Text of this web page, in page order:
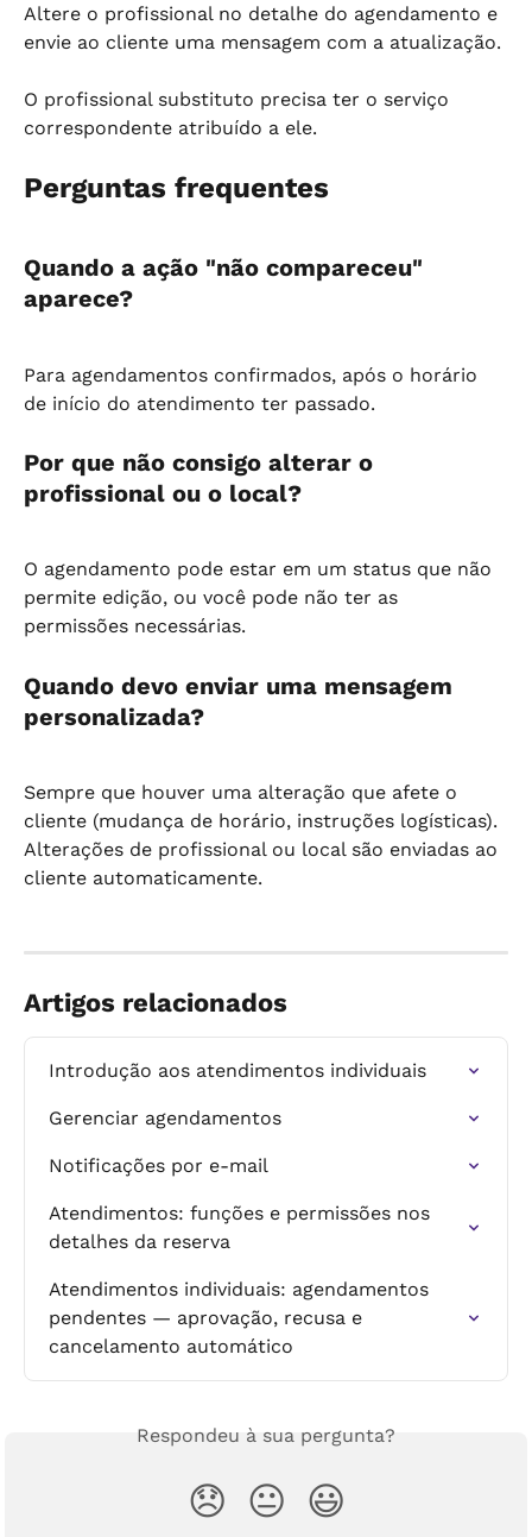
Altere o profissional no detalhe do agendamento e
envie ao cliente uma mensagem com a atualização.
O profissional substituto precisa ter o serviço
correspondente atribuído a ele.
Perguntas frequentes
Quando a ação "não compareceu"
aparece?
Para agendamentos confirmados, após o horário
de início do atendimento ter passado.
Por que não consigo alterar o
profissional ou o local?
O agendamento pode estar em um status que não
permite edição, ou você pode não ter as
permissões necessárias.
Quando devo enviar uma mensagem
personalizada?
Sempre que houver uma alteração que afete o
cliente (mudança de horário, instruções logísticas).
Alterações de profissional ou local são enviadas ao
cliente automaticamente.
Artigos relacionados
Introdução aos atendimentos individuais
Gerenciar agendamentos
Notificações por e-mail
Atendimentos: funções e permissões nos
detalhes da reserva
Atendimentos individuais: agendamentos
pendentes — aprovação, recusa e
cancelamento automático
Respondeu à sua pergunta?
😞 😐 😃